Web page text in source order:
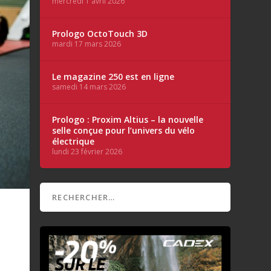
Prologo OctoTouch 3D
mardi 17 mars 2026
Le magazine 250 est en ligne
samedi 14 mars 2026
Prologo : Proxim Altius – la nouvelle
selle conçue pour l’univers du vélo
électrique
lundi 23 février 2026